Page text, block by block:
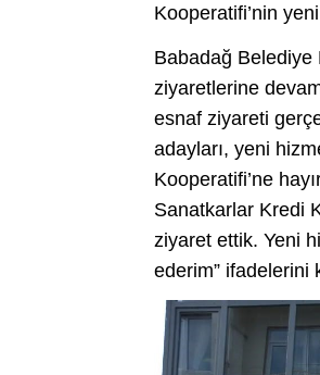
Kooperatifi’nin
Babadağ Belediye
ziyaretlerine
esnaf ziyareti
adayları, yeni
Kooperatifi’ne
Sanatkarlar Kredi
ziyaret ettik. Yeni
ederim” ifadelerini